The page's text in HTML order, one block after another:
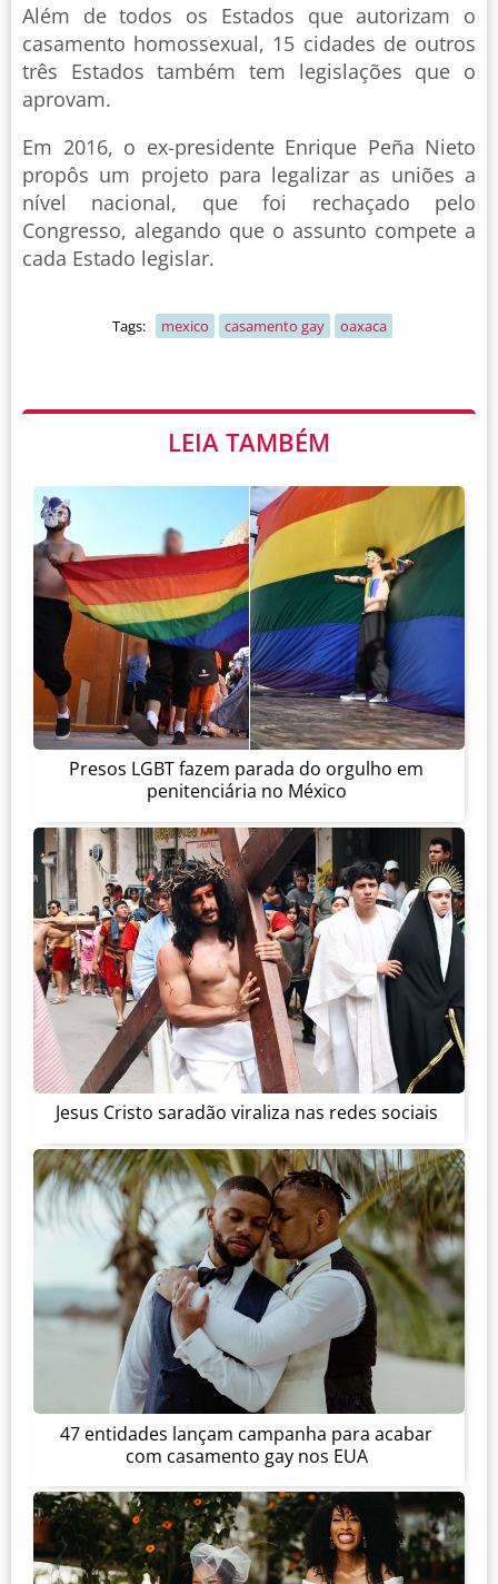
Além de todos os Estados que autorizam o
casamento homossexual, 15 cidades de outros
três Estados também tem legislações que o
aprovam.
Em 2016, o ex-presidente Enrique Peña Nieto
propôs um projeto para legalizar as uniões a
nível nacional, que foi rechaçado pelo
Congresso, alegando que o assunto compete a
cada Estado legislar.
Tags: mexico casamento gay oaxaca
LEIA TAMBÉM
Presos LGBT fazem parada do orgulho em
penitenciária no México
Jesus Cristo saradão viraliza nas redes sociais
47 entidades lançam campanha para acabar
com casamento gay nos EUA